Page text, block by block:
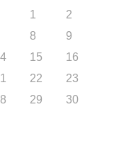
1
2
8
9
15
16
22
23
29
30